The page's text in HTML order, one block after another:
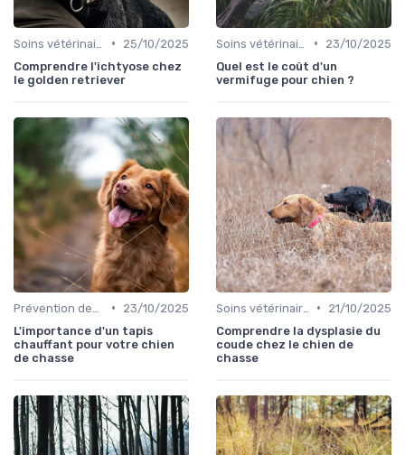
•
25/10/2025
Comprendre l'ichtyose chez
le golden retriever
•
23/10/2025
Quel est le coût d'un
vermifuge pour chien ?
•
23/10/2025
L'importance d'un tapis
chauffant pour votre chien
de chasse
•
21/10/2025
Comprendre la dysplasie du
coude chez le chien de
chasse